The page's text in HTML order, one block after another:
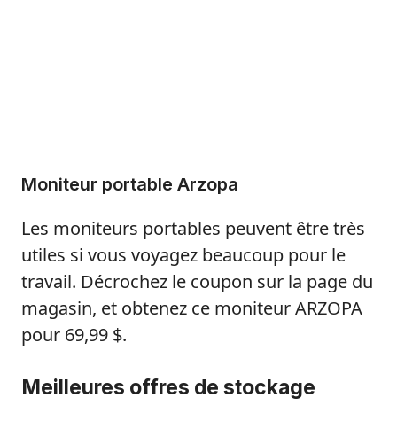
Moniteur portable Arzopa
Les moniteurs portables peuvent être très
utiles si vous voyagez beaucoup pour le
travail. Décrochez le coupon sur la page du
magasin, et obtenez ce moniteur ARZOPA
pour 69,99 $.
Meilleures offres de stockage